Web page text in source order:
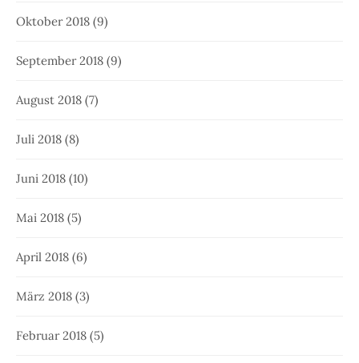
Oktober 2018 (9)
September 2018 (9)
August 2018 (7)
Juli 2018 (8)
Juni 2018 (10)
Mai 2018 (5)
April 2018 (6)
März 2018 (3)
Februar 2018 (5)